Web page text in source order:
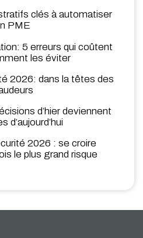
clés à automatiser
PME
5 erreurs qui coûtent
les éviter
2026: dans la têtes des
d’hier deviennent
d’aujourd’hui
2026 : se croire
le plus grand risque